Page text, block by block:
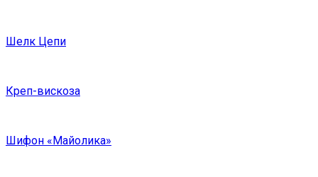
Шелк Цепи
Креп-вискоза
Шифон «Майолика»